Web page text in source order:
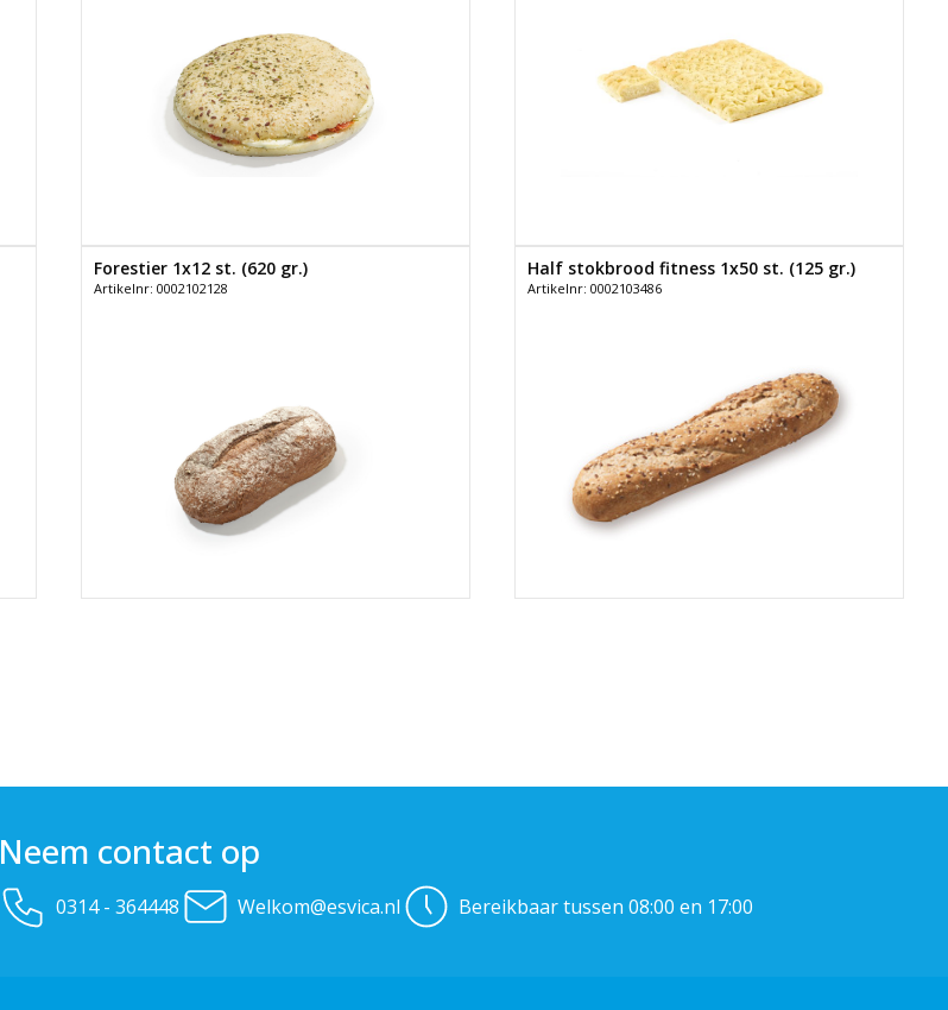
Forestier 1x12 st. (620 gr.)
Artikelnr: 0002102128
Half stokbrood fitness 1x50 st. (125 gr.)
Artikelnr: 0002103486
Neem contact op
0314 - 364448 Welkom@esvica.nl Bereikbaar tussen 08:00 en 17:00